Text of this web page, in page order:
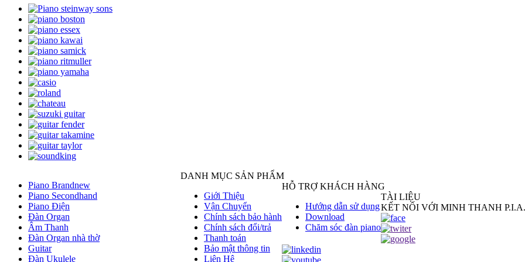
DANH MỤC SẢN PHẨM
Piano Brandnew
Piano Secondhand
Piano Điện
Đàn Organ
Âm Thanh
Đàn Organ nhà thờ
Guitar
Đàn Ukulele
HỖ TRỢ KHÁCH HÀNG
Giới Thiệu
Vận Chuyển
Chính sách bảo hành
Chính sách đổi/trả
Thanh toán
Bảo mật thông tin
Liên Hệ
TÀI LIỆU
Hướng dẫn sử dụng
Download
Chăm sóc đàn piano
KẾT NỐI VỚI MINH THANH